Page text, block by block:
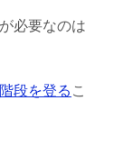
必要なのは
段を登る こ